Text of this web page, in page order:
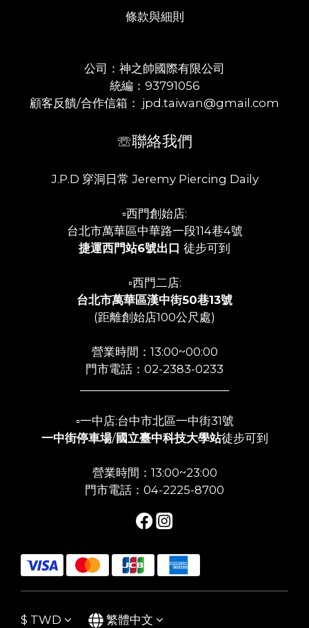
條款與細則
公司：神之帥國際有限公司
統編：93791056
顧客反饋/合作信箱： jpd.taiwan@gmail.com
☏聯絡我們
J.P.D 穿洞日常 Jeremy Piercing Daily
▫️西門創始店:
台北市萬華區中華路一段114巷4號
捷運西門站6號出口 徒步可到
▫️西門二店:
台北市萬華區漢中街50巷13號
(距離創始店100公尺處)
營業時間：13:00~00:00
門市電話：02-2383-0233
▫️一中店:台中市北區一中街31號
一中街停車場/國立臺中科技大學站徒步可到
營業時間：13:00~23:00
門市電話：04-2225-8700
$ TWD 繁體中文